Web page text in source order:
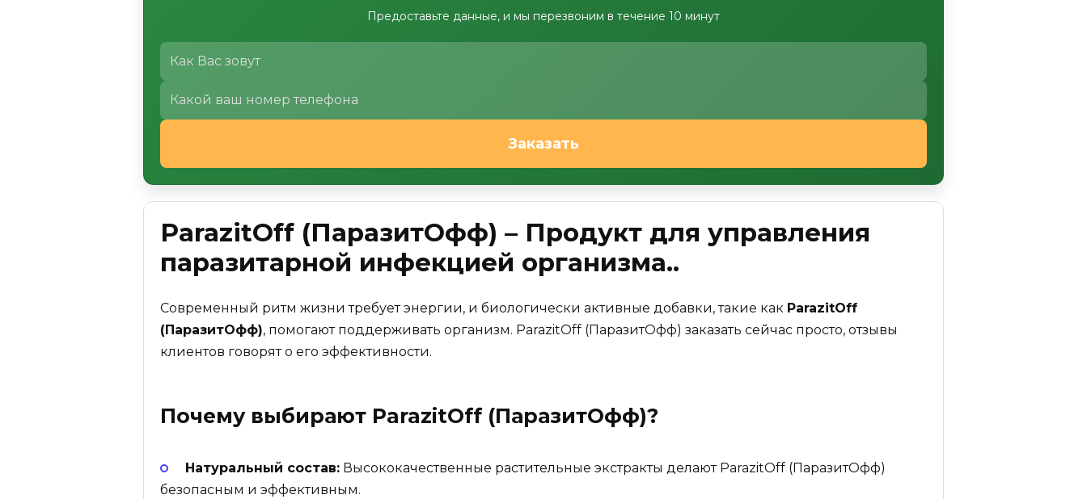
Предоставьте данные, и мы перезвоним в течение 10 минут
Заказать
ParazitOff (ПаразитОфф) – Продукт для управления
паразитарной инфекцией организма..
Современный ритм жизни требует энергии, и биологически активные добавки, такие как ParazitOff
(ПаразитОфф), помогают поддерживать организм. ParazitOff (ПаразитОфф) заказать сейчас просто, отзывы
клиентов говорят о его эффективности.
Почему выбирают ParazitOff (ПаразитОфф)?
Натуральный состав:Высококачественные растительные экстракты делают ParazitOff (ПаразитОфф)
безопасным и эффективным.